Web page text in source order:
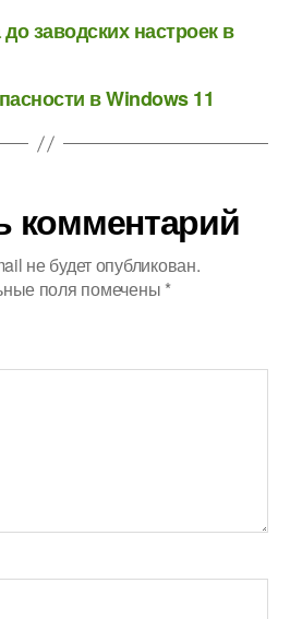
заводских настроек в
в Windows 11
комментарий
не будет опубликован.
поля помечены *